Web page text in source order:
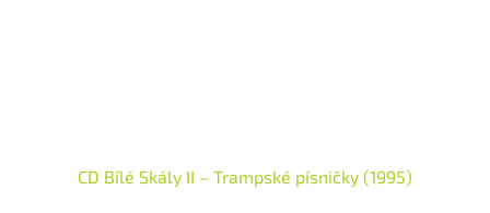
CD Bílé Skály II – Trampské písničky (1995)